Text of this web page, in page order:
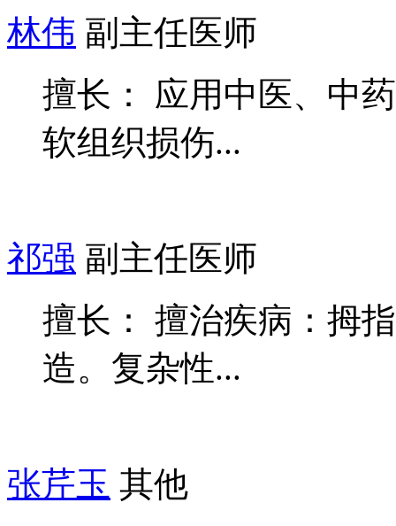
林伟 副主任医师
擅长： 应用中医、中
软组织损伤...
祁强 副主任医师
擅长： 擅治疾病：拇
造。复杂性...
张芹玉 其他